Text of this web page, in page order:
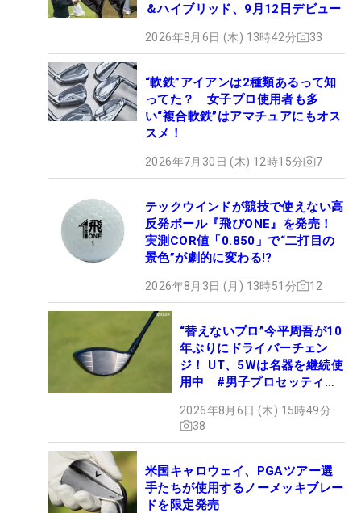
＆ハイブリッド、9月12日デビュー
2026年8月6日 (木) 13時42分 33
“軟鉄”アイアンは2種類あるって知
ってた？ 女子プロ使用者も多
い“複合軟鉄”はアマチュアにもオス
スメ！
2026年7月30日 (木) 12時15分 7
テックウインドが競技で使えない高
反発ボール『飛びONE』を発売！
実測COR値「0.850」で“二打目の
景色”が劇的に変わる!?
2026年8月3日 (月) 13時51分 12
“替えないプロ”今平周吾が10
年ぶりにドライバーチェン
ジ！ UT、5Wは名器を継続使
用中 #男子プロセッティン
2026年8月6日 (木) 15時49分
38
米国キャロウェイ、PGAツアー選
手たちが使用するノーメッキブレー
ドを限定発売